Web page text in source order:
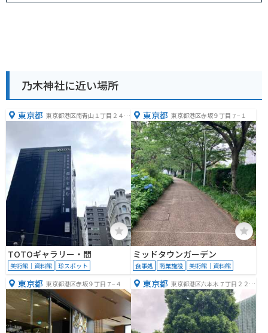
乃木神社に近い場所
東京都 東京都港区南青山１丁目２４
TOTOギャラリー・間
美術館｜資料館 珍スポット
東京都 東京都港区赤坂９丁目７−１
ミッドタウンガーデン
食事処 商業施設 美術館｜資料館
東京都 東京都港区赤坂９丁目７−４ 東京都 東京都港区六本木７丁目２２
−２